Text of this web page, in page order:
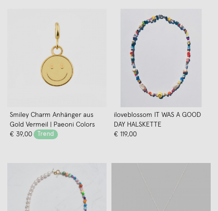
Smiley Charm Anhänger aus
Gold Vermeil | Paeoni Colors
€ 39,00
Trend
iloveblossom IT WAS A GOOD
DAY HALSKETTE
€ 119,00